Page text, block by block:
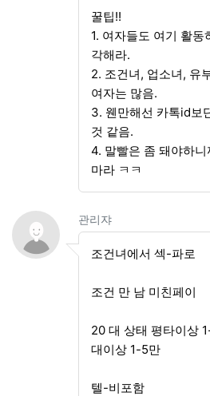
꿀팁!!
1. 여자들도 여기 활
각해라.
2. 조건녀, 업소녀, 유
여자는 많음.
3. 웬만해선 카톡id보
것 같음.
4. 말빨은 좀 돼야하
마라 ㅋㅋ
관리쟈님의 댓
관리쟈
조건녀에서 섹-파로
조건 만 남 미친페이
20 대 상태 평타이상
대이상 1-5만
텔-비포함